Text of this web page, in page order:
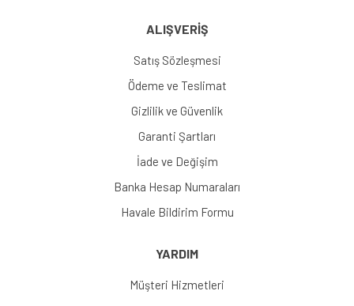
ALIŞVERİŞ
Satış Sözleşmesi
Ödeme ve Teslimat
Gizlilik ve Güvenlik
Garanti Şartları
İade ve Değişim
Banka Hesap Numaraları
Havale Bildirim Formu
YARDIM
Müşteri Hizmetleri